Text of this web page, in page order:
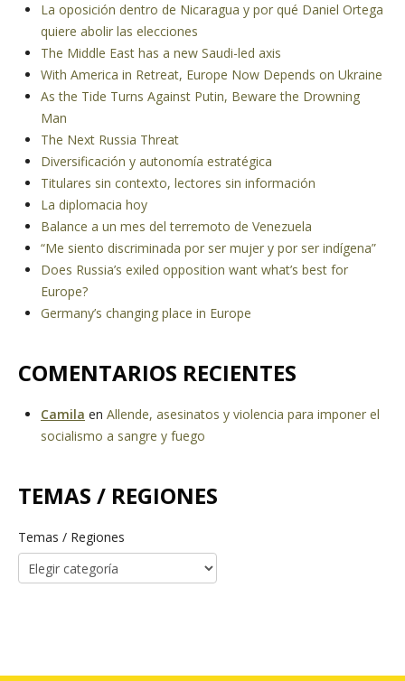
La oposición dentro de Nicaragua y por qué Daniel Ortega
quiere abolir las elecciones
The Middle East has a new Saudi-led axis
With America in Retreat, Europe Now Depends on Ukraine
As the Tide Turns Against Putin, Beware the Drowning
Man
The Next Russia Threat
Diversificación y autonomía estratégica
Titulares sin contexto, lectores sin información
La diplomacia hoy
Balance a un mes del terremoto de Venezuela
“Me siento discriminada por ser mujer y por ser indígena”
Does Russia’s exiled opposition want what’s best for
Europe?
Germany’s changing place in Europe
COMENTARIOS RECIENTES
Camila en Allende, asesinatos y violencia para imponer el
socialismo a sangre y fuego
TEMAS / REGIONES
Temas / Regiones